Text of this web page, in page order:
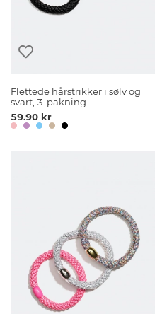
Flettede hårstrikker i sølv og
svart, 3-pakning
59.90 kr